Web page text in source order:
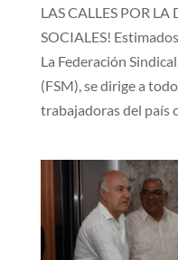
LAS CALLES POR LA
SOCIALES!
La Federación
(FSM), se dirige a
trabajadoras del país